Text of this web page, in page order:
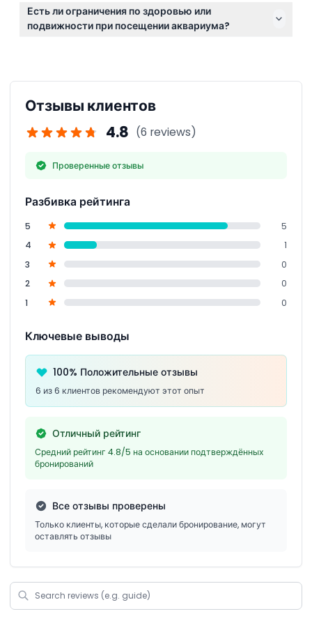
Фотографирование разрешено по всему аквариуму,
но использование вспышки может быть ограничено
в некоторых зонах для защиты морской жизни.
Есть ли ограничения по здоровью или
подвижности при посещении аквариума?
экспозиций с определёнными световыми
Отзывы клиентов
4.8 (6 reviews)
Проверенные отзывы
Разбивка рейтинга
5
5
4
1
3
0
2
0
1
0
Ключевые выводы
100% Положительные отзывы
6 из 6 клиентов рекомендуют этот опыт
Отличный рейтинг
Средний рейтинг 4.8/5 на основании подтверждённых
бронирований
Все отзывы проверены
Только клиенты, которые сделали бронирование, могут
оставлять отзывы